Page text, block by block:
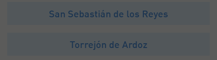
San Sebastián de los Reyes
Torrejón de Ardoz